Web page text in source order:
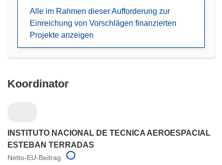
Fenster)
Alle im Rahmen dieser Aufforderung zur
Einreichung von Vorschlägen finanzierten
Projekte anzeigen
Koordinator
INSTITUTO NACIONAL DE TECNICA AEROESPACIAL
ESTEBAN TERRADAS
Netto-EU-Beitrag